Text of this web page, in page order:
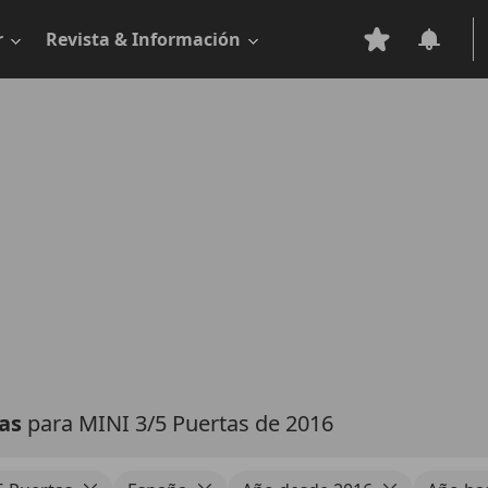
Revista & Información
para MINI 3/5 Puertas de 2016